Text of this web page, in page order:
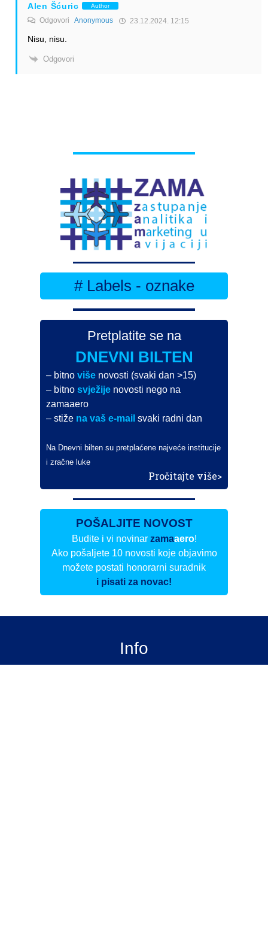
Alen Šćuric Author
Odgovori Anonymous 23.12.2024. 12:15
Nisu, nisu.
Odgovori
# Labels - oznake
Pretplatite se na
DNEVNI BILTEN
– bitnoviše novosti (svaki dan >15)
– bitnosvježije novosti nego na
zamaaero
– stiže na vaš e-mail svaki radni dan
Na Dnevni bilten su pretplaćene najveće institucije
i zračne luke
Pročitajte više>
POŠALJITE NOVOST
Budite i vi novinar zamaaero!
Ako pošaljete 10 novosti koje objavimo
možete postati honorarni suradnik
i pisati za novac!
Info